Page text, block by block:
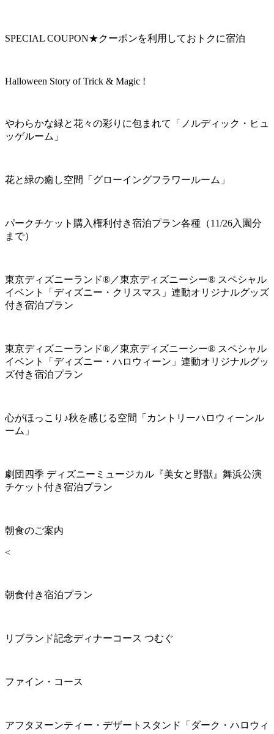
SPECIAL COUPON★クーポンを利用しておトクに宿泊
Halloween Story of Trick & Magic !
やわらかな緑と花々の彩りに包まれて「ノルディック・ヒュ
ッゲルーム」
花と緑の癒し空間「グローイングフラワールーム」
パークチケット購入権利付き宿泊プラン各種（11/26入園分
まで）
東京ディズニーランド®／東京ディズニーシー® スペシャル
イベント「ディズニー・クリスマス」連動オリジナルグッズ
付き宿泊プラン
東京ディズニーランド®／東京ディズニーシー® スペシャル
イベント「ディズニー・ハロウィーン」連動オリジナルグッ
ズ付き宿泊プラン
心がほっこり♪秋を感じる空間「カントリーハロウィーンル
ーム」
劇団四季 ディズニーミュージカル『美女と野獣』舞浜公演
チケット付き宿泊プラン
朝食のご案内
<
朝食付き宿泊プラン
リブランド記念ディナーコース つむぐ
ファイン・コース
アフタヌーンティー・デザートスタンド「ダーク・ハロウィ